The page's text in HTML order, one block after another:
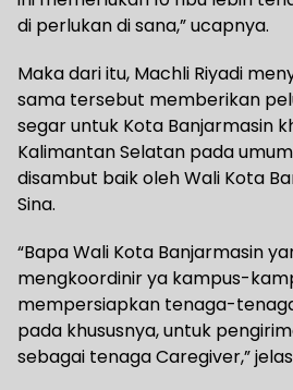
di perlukan di sana,” ucapnya.
Maka dari itu, Machli Riyadi
sama tersebut memberikan
segar untuk Kota Banjarmasin
Kalimantan Selatan pada
disambut baik oleh Wali Kota
Sina.
“Bapa Wali Kota Banjarmasin
mengkoordinir ya kampus-
mempersiapkan tenaga-
pada khususnya, untuk
sebagai tenaga Caregiver,”